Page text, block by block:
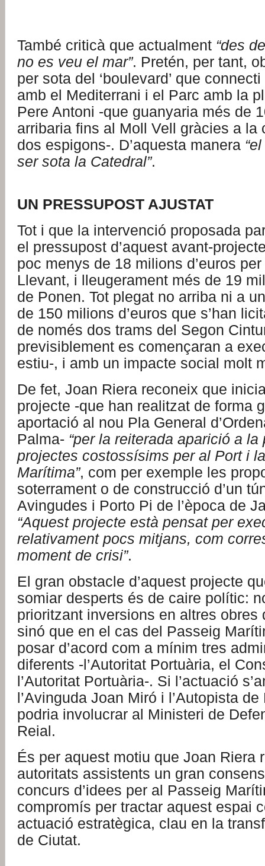
També criticà que actualment “des
no es veu el mar”. Pretén, per tant,
per sota del ‘boulevard’ que
amb el Mediterrani i el Parc amb la
Pere Antoni -que guanyaria més de
arribaria fins al Moll Vell gràcies a la
dos espigons-. D’aquesta manera
ser sota la Catedral”.
UN PRESSUPOST AJUSTAT
Tot i que la intervenció proposada
el pressupost d’aquest avant-
poc menys de 18 milions d’euros
Llevant, i lleugerament més de 19
de Ponen. Tot plegat no arriba ni a
de 150 milions d’euros que s’han
de només dos trams del Segon
previsiblement es començaran a
estiu-, i amb un impacte social molt
De fet, Joan Riera reconeix que
projecte -que han realitzat de forma
aportació al nou Pla General
Palma- “per la reiterada aparició a la
projectes costossísims per al Port i
Marítima”, com per exemple les
soterrament o de construcció d’un
Avingudes i Porto Pi de l’època de
“Aquest projecte està pensat per
relativament pocs mitjans, com
moment de crisi”.
El gran obstacle d’aquest projecte
somiar desperts és de caire polític:
prioritzant inversions en altres obres
sinó que en el cas del Passeig
posar d’acord com a mínim tres
diferents -l’Autoritat Portuària, el
l’Autoritat Portuària-. Si l’actuació
l’Avinguda Joan Miró i l’Autopista
podria involucrar al Ministeri de
Reial.
És per aquest motiu que Joan Riera
autoritats assistents un gran
concurs d’idees per al Passeig
compromís per tractar aquest espai
actuació estratègica, clau en la
de Ciutat.